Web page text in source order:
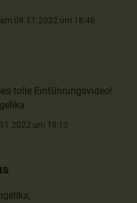
08.11.2022 um 18:48
tolle Einführungsvideo!
um 19:13